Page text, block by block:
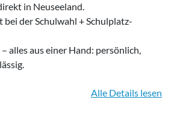
in Neuseeland.
der Schulwahl + Schulplatz-
alles aus einer Hand: persönlich,
Alle Details lesen